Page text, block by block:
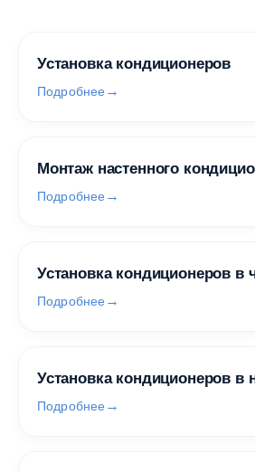
Установка кондиционеров
Подробнее
Монтаж настенного
Подробнее
Установка кондиционеров в
Подробнее
Установка кондиционеров в
Подробнее